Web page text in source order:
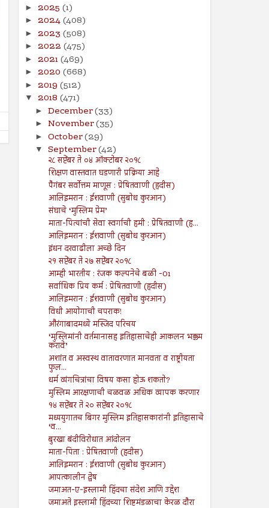
2024
सूरह बनीइस्राईल : : ईशवाणी (दिव्य
कुरआन)
Shodhan 7/26/2024
► 2025 (1)
► 2024(408)
► 2023 (508)
► 2022 (475)
► 2021(469)
► 2020 (668)
► 2019 (512)
▼ 2018 (471)
► December(33)
► November(35)
► October(29)
▼ September(42)
२८ सप्टेंबर ते ०४ ऑक्टोबर २०१८
शिक्षण वास्तवात घडणारी प्रक्रिया आहे
पैगंबर सर्वोत्तम माणूस : प्रेषितवाणी (हदीस)
आलिइमरान : ईशवाणी (सुबोध कुरआन)
संघाचे ‘मुस्लिम प्रेम’
माता-पित्यांची सेवा स्वर्गाची हमी : प्रेषितवाणी (ह...
आलिइमरान : ईशवाणी (सुबोध कुरआन)
इंधन दरवाढीला अच्छे दिन
२१ सप्टेंबर ते २७ सप्टेंबर २०१८
आम्ही भारतीय : रंजक कल्पनेचे बळी -01
सर्वाधिक प्रिय कर्म : प्रेषितवाणी (हदीस)
आलिइमरान : ईशवाणी (सुबोध कुरआन)
विधी आयोगाची चपराक!
औरंगाबादमध्ये मस्जिद परिचय
‘मुस्लिमांनी वर्तमानासह इतिहासाचेही आकलन भक्कम
करावे’
अशांत व अस्वस्थ वातावरणात मानवता व राष्ट्रीयता
फुल...
धर्म व्यंगचित्रांचा विषय कसा होऊ शकतो?
मुस्लिम आरक्षणाची चळवळ अधिक व्यापक करणार
१४ सप्टेंबर ते २० सप्टेंबर २०१८
मध्ययुगातच बिगर मुस्लिम इतिहासकारांनी इतिहासाचे
‘व...
बुरखा बंदीविरोधात आंदोलन
माता-पिता : प्रेषितवाणी (हदीस)
आलिइमरान : ईशवाणी (सुबोध कुरआन)
आपत्कालीन द्वेष
जमाअत-ए-इस्लामी हिंदचा संदेश आणि उद्देश
जमाअते इस्लामी हिंदच्या शिष्टमंडळाचा केरळ दौरा